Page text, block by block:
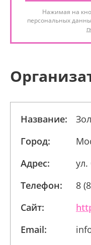
Нажимая на
персональных
Название:
Город:
Адрес:
ул.
Телефон:
8
Сайт:
Email: